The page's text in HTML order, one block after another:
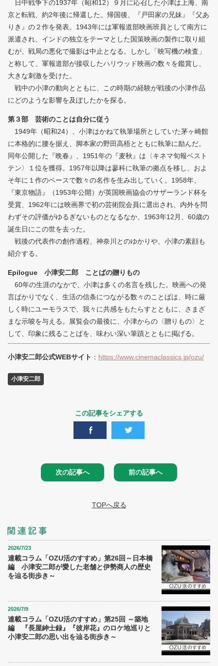
日中戦争下の1937年（昭和12）９月に応召した小津は上海、南
京と転戦、約2年後に帰還した。帰国後、『戸田家の兄妹』『父あ
りき』の２作を発表。1943年には軍報道部映画班員として南方に
派遣され、インドの独立をテーマとした国策映画の製作に取り組
むが、戦局の悪化で撮影は中止となる。しかし「映写機の検査」
と称して、軍報道部が接収したハリウッド映画の数々を鑑賞し、
大きな刺激を受けた。
戦中の小津の動向とともに、この時期の経験が戦後の小津作品
にどのような影響を及ぼしたかを探る。
第３部 芸術のことは自分に従う
1949年（昭和24）、小津はかねて執筆場所としていた茅ヶ崎館
に本格的に腰を据え、脚本家の野田高梧とともに執筆に励んだ。
同年公開した『晩春』、1951年の『麦秋』は〈キネマ旬報ベスト
テン〉１位を獲得。1957年以降は蓼科に執筆の拠点を移し、およ
そ年に１作のペースで数々の名作を生み出していく。1958年、
『東京物語』（1953年公開）が英国映画協会のサザーランド杯を
受賞、1962年には映画界で初の芸術院会員に選出され、内外を問
わずその評価がゆるぎないものとなるなか、1963年12月、60歳の
誕生日にこの世を去った。
戦後の代表作の創作過程、神奈川とのゆかりや、小津の素顔も
紹介する。
Epilogue 小津安二郎 ことばの贈りもの
60年の生涯のなかで、小津は多くの名言を残した。映画への発
言ばかりでなく、生活の信条につながる数々のことばは、時に厳
しく時にユーモラスで、我々に共感をもたらすとともに、さまざ
まな示唆を与える。展覧会の最後に、小津からの〈贈りもの〉と
して、印象に残ることばを、味わい深い筆蹟とともに掲げる。
小津安二郎公式WEBサイト ： https://www.cinemaclassics.jp/ozu/
小津安二郎
この記事をシェアする
次の記事へ 前の記事へ
TOPへ戻る
2026/7/23
連載コラム「OZU活のすすめ」第26回～日本橋
編 小津安二郎が愛した老舗と伊勢商人の歴史
を辿る街歩き～
2026/7/9
連載コラム「OZU活のすすめ」第25回 ～築地
編 『長屋紳士録』『彼岸花』のロケ地巡りと
小津安二郎の思い出を辿る街歩き～